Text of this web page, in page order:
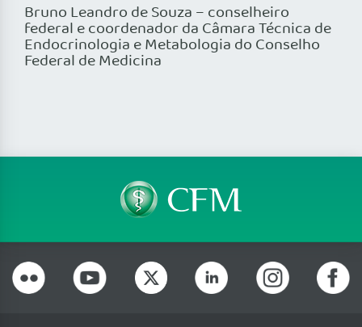
Bruno Leandro de Souza – conselheiro
federal e coordenador da Câmara Técnica de
Endocrinologia e Metabologia do Conselho
Federal de Medicina